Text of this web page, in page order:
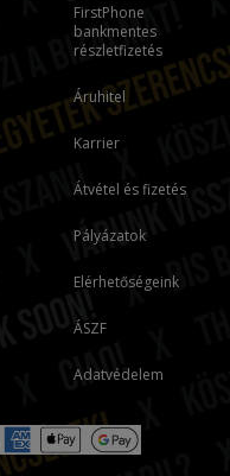
FirstPhone
bankmentes
részletfizetés
Áruhitel
Karrier
Átvétel és fizetés
Pályázatok
Elérhetőségeink
ÁSZF
Adatvédelem